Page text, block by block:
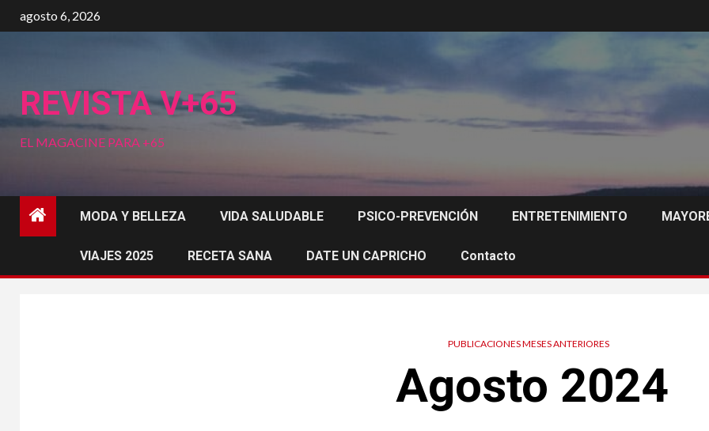
al
agosto 6, 2026
REVISTA V+65
EL MAGACINE PARA +65
MODA Y BELLEZA VIDA SALUDABLE PSICO-PREVENCIÓN ENTRETENIMIENTO
VIAJES 2025 RECETA SANA DATE UN CAPRICHO Contacto
PUBLICACIONES MESES ANTERIORES
Agosto 2024